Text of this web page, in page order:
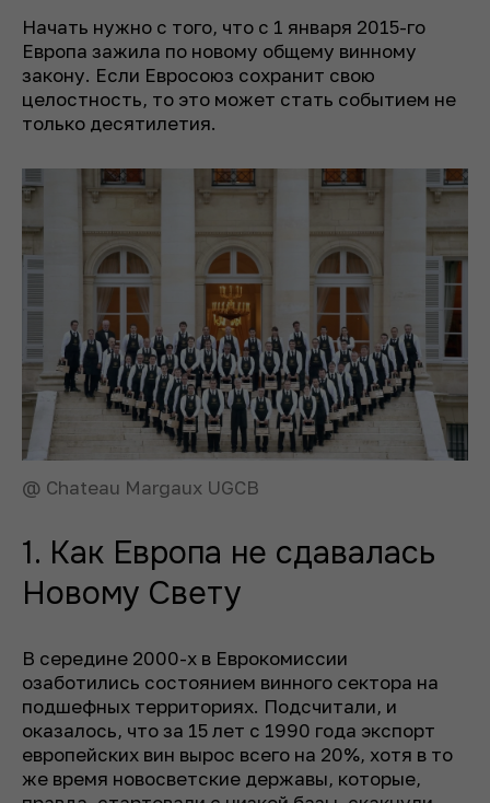
Начать нужно с того, что с 1 января 2015-го
Европа зажила по новому общему винному
закону. Если Евросоюз сохранит свою
целостность, то это может стать событием не
только десятилетия.
@ Chateau Margaux UGCB
1. Как Европа не сдавалась
Новому Свету
В середине 2000-х в Еврокомиссии
озаботились состоянием винного сектора на
подшефных территориях. Подсчитали, и
оказалось, что за 15 лет с 1990 года экспорт
европейских вин вырос всего на 20%, хотя в то
же время новосветские державы, которые,